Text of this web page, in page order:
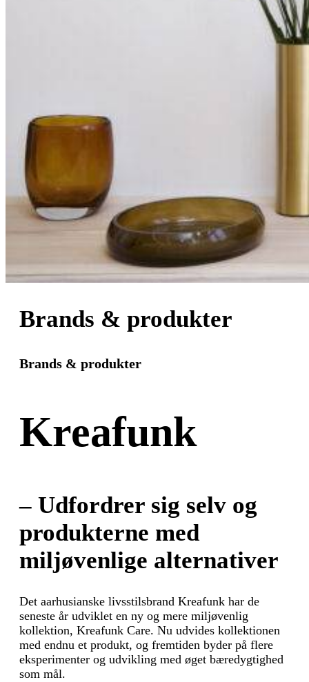
Brands & produkter
Brands & produkter
Kreafunk
– Udfordrer sig selv og
produkterne med
miljøvenlige alternativer
Det aarhusianske livsstilsbrand Kreafunk har de
seneste år udviklet en ny og mere miljøvenlig
kollektion, Kreafunk Care. Nu udvides kollektionen
med endnu et produkt, og fremtiden byder på flere
eksperimenter og udvikling med øget bæredygtighed
som mål.